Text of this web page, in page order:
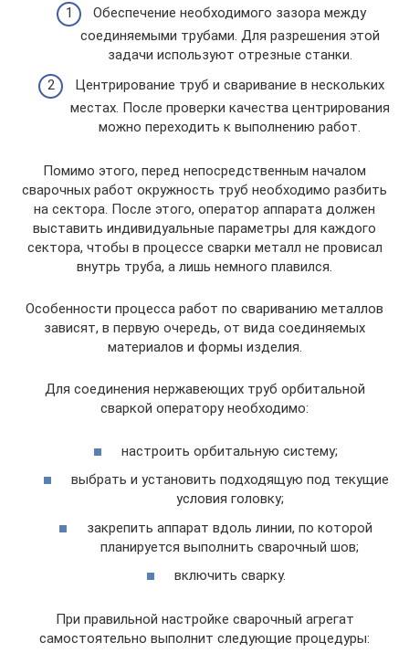
Обеспечение необходимого зазора между
соединяемыми трубами. Для разрешения этой
задачи используют отрезные станки.
Центрирование труб и сваривание в нескольких
местах. После проверки качества центрирования
можно переходить к выполнению работ.
Помимо этого, перед непосредственным началом
сварочных работ окружность труб необходимо разбить
на сектора. После этого, оператор аппарата должен
выставить индивидуальные параметры для каждого
сектора, чтобы в процессе сварки металл не провисал
внутрь труба, а лишь немного плавился.
Особенности процесса работ по свариванию металлов
зависят, в первую очередь, от вида соединяемых
материалов и формы изделия.
Для соединения нержавеющих труб орбитальной
сваркой оператору необходимо:
настроить орбитальную систему;
выбрать и установить подходящую под текущие
условия головку;
закрепить аппарат вдоль линии, по которой
планируется выполнить сварочный шов;
включить сварку.
При правильной настройке сварочный агрегат
самостоятельно выполнит следующие процедуры: